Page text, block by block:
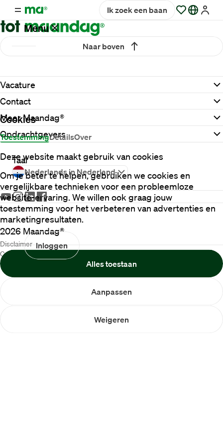
Menu
Werken
bij
Maandag®
Opdrachtgevers
Hulp
en
service
Inloggen
Ik zoek een baan
Cookies
ToestemmingDetailsOver
Deze website maakt gebruik van cookies
Om je beter te helpen, gebruiken we cookies en
vergelijkbare technieken voor een probleemloze
website-ervaring. We willen ook graag jouw
toestemming voor het verbeteren van advertenties en
marketingresultaten.
Weigeren
Aanpassen
Alles toestaan
Naar boven
Vacature
Contact
Meer Maandag®
Opdrachtgevers
Taal
Nederlands in Nederland
2026 Maandag®
Disclaimer
Cookiebeleid
Privacybeleid